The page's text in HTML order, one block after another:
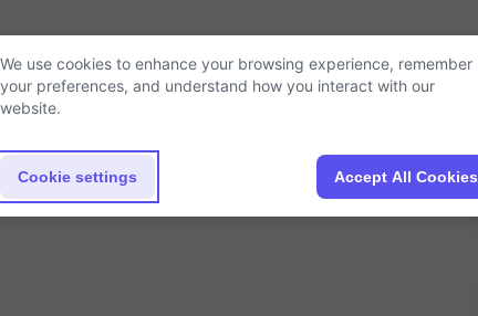
Cookie settings
We use cookies to enhance your browsing experience, remember
your preferences, and understand how you interact with our
website.
Cookie settings Accept All Cookies